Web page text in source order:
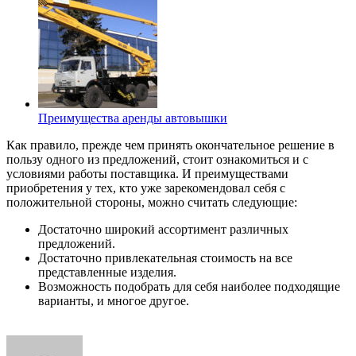
Преимущества аренды автовышки
Как правило, прежде чем принять окончательное решение в
пользу одного из предложений, стоит ознакомиться и с
условиями работы поставщика. И преимуществами
приобретения у тех, кто уже зарекомендовал себя с
положительной стороны, можно считать следующие:
Достаточно широкий ассортимент различных
предложений.
Достаточно привлекательная стоимость на все
представленные изделия.
Возможность подобрать для себя наиболее подходящие
варианты, и многое другое.